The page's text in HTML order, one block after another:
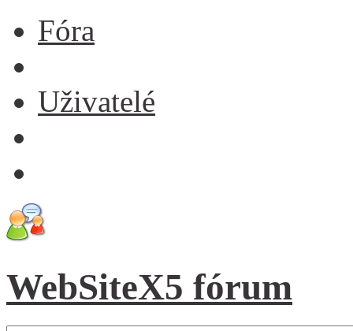
Fóra
Uživatelé
WebSiteX5 fórum